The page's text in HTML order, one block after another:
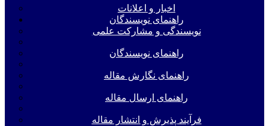
اخبار و اعلانات
راهنمای نویسندگان
نویسندگی و مشارکت علمی
راهنمای نویسندگان
راهنمای نگارش مقاله
راهنمای ارسال مقاله
فرآیند پذیرش و انتشار مقاله